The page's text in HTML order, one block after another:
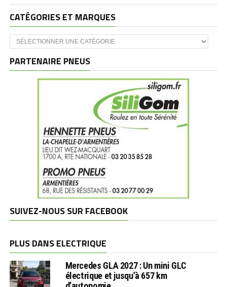
CATÉGORIES ET MARQUES
Catégories
et
PARTENAIRE PNEUS
SUIVEZ-NOUS SUR FACEBOOK
PLUS DANS ELECTRIQUE
Mercedes GLA 2027 : Un mini GLC
électrique et jusqu’à 657 km